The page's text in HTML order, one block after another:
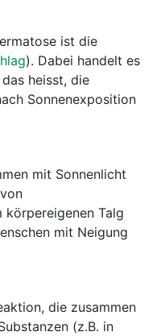
ist die
). Dabei handelt es
heisst, die
Sonnenexposition
mit Sonnenlicht
körpereigenen Talg
mit Neigung
die zusammen
(z.B. in